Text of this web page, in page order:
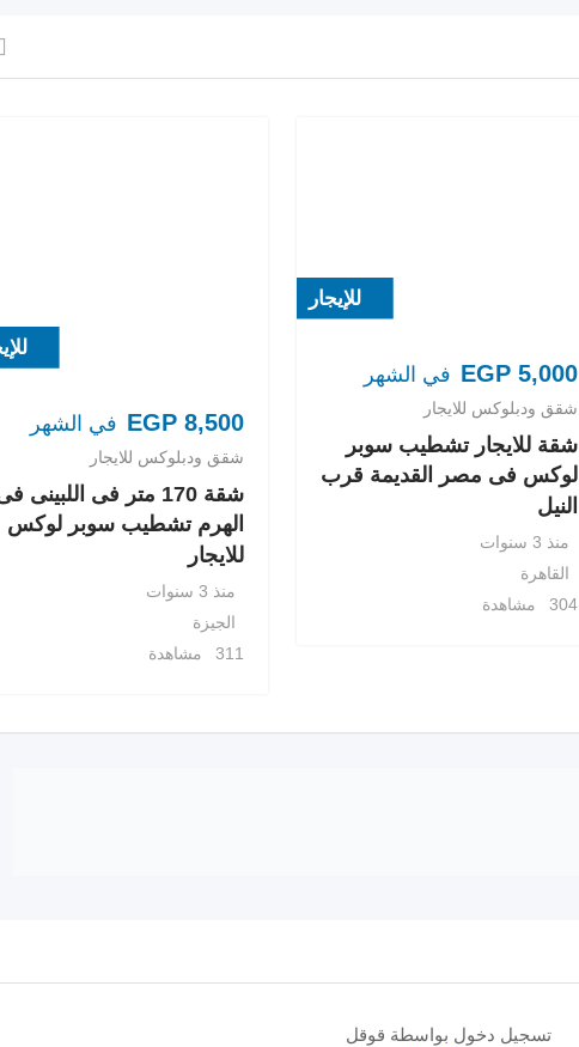
للإيجار
EGP5,000 في الشهر
شقق ودبلوكس للايجار
شقة للايجار تشطيب سوبر
لوكس فى مصر القديمة قرب
النيل
منذ 3 سنوات
القاهرة
304 مشاهدة
EGP8,500 في الشهر
شقق ودبلوكس للايجار
شقة 170 متر فى اللبينى
الهرم تشطيب سوبر لوكس
للايجار
منذ 3 سنوات
الجيزة
311 مشاهدة
تسجيل دخول بواسطة قوقل